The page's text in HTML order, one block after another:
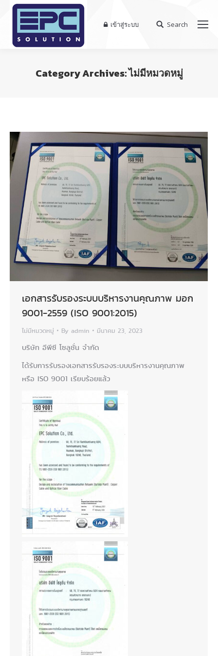
เข้าสู่ระบบ Search:
Search
Category Archives:ไม่มีหมวดหมู่
เอกสารรับรองระบบบริหารงานคุณภาพ มอก
9001-2559 (ISO 9001:2015)
ไม่มีหมวดหมู่ By admin มีนาคม 23, 2023
บริษัท อีพีซี โซลูชั่น จำกัด
ได้รับการรับรองเอกสารรับรองระบบบริหารงานคุณภาพ
หรือ ISO 9001 เรียบร้อยแล้ว